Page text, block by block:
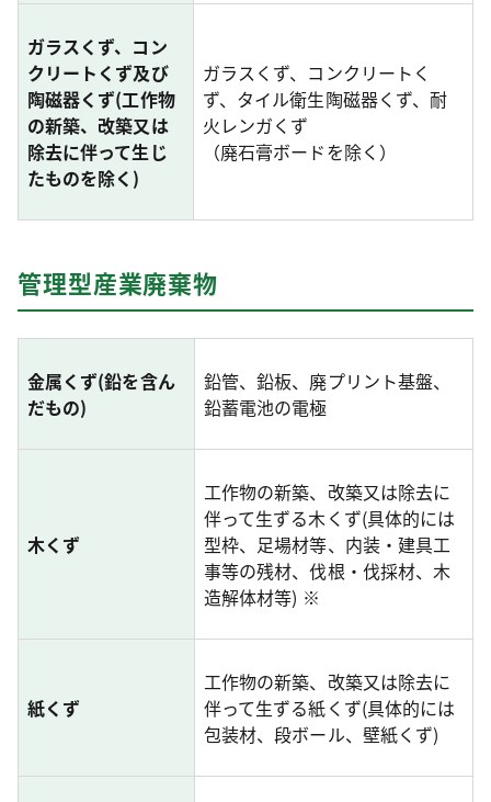
ガラスくず、コン
クリートくず及び
陶磁器くず(工作物
の新築、改築又は
除去に伴って生じ
たものを除く)
ガラスくず、コンクリートく
ず、タイル衛生陶磁器くず、耐
火レンガくず
（廃石膏ボードを除く）
管理型産業廃棄物
金属くず(鉛を含ん
だもの)
鉛管、鉛板、廃プリント基盤、
鉛蓄電池の電極
木くず
工作物の新築、改築又は除去に
伴って生ずる木くず(具体的には
型枠、足場材等、内装・建具工
事等の残材、伐根・伐採材、木
造解体材等) ※
紙くず
工作物の新築、改築又は除去に
伴って生ずる紙くず(具体的には
包装材、段ボール、壁紙くず)